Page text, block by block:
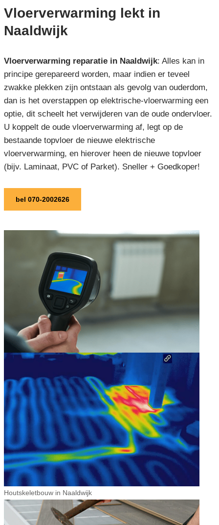
Vloerverwarming lekt in
Naaldwijk
Vloerverwarming reparatie in Naaldwijk: Alles kan in
principe gerepareerd worden, maar indien er teveel
zwakke plekken zijn ontstaan als gevolg van ouderdom,
dan is het overstappen op elektrische-vloerwarming een
optie, dit scheelt het verwijderen van de oude ondervloer.
U koppelt de oude vloerverwarming af, legt op de
bestaande topvloer de nieuwe elektrische
vloerverwarming, en hierover heen de nieuwe topvloer
(bijv. Laminaat, PVC of Parket). Sneller + Goedkoper!
bel 070-2002626
Houtskeletbouw in Naaldwijk